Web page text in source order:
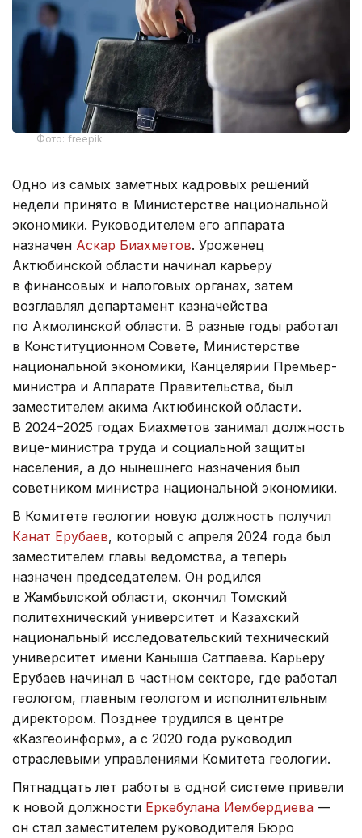
Фото: freepik
Одно из самых заметных кадровых решений
недели принято в Министерстве национальной
экономики. Руководителем его аппарата
назначен Аскар Биахметов. Уроженец
Актюбинской области начинал карьеру
в финансовых и налоговых органах, затем
возглавлял департамент казначейства
по Акмолинской области. В разные годы работал
в Конституционном Совете, Министерстве
национальной экономики, Канцелярии Премьер-
министра и Аппарате Правительства, был
заместителем акима Актюбинской области.
В 2024–2025 годах Биахметов занимал должность
вице-министра труда и социальной защиты
населения, а до нынешнего назначения был
советником министра национальной экономики.
В Комитете геологии новую должность получил
Канат Ерубаев, который с апреля 2024 года был
заместителем главы ведомства, а теперь
назначен председателем. Он родился
в Жамбылской области, окончил Томский
политехнический университет и Казахский
национальный исследовательский технический
университет имени Каныша Сатпаева. Карьеру
Ерубаев начинал в частном секторе, где работал
геологом, главным геологом и исполнительным
директором. Позднее трудился в центре
«Казгеоинформ», а с 2020 года руководил
отраслевыми управлениями Комитета геологии.
Пятнадцать лет работы в одной системе привели
к новой должности Еркебулана Иембердиева —
он стал заместителем руководителя Бюро